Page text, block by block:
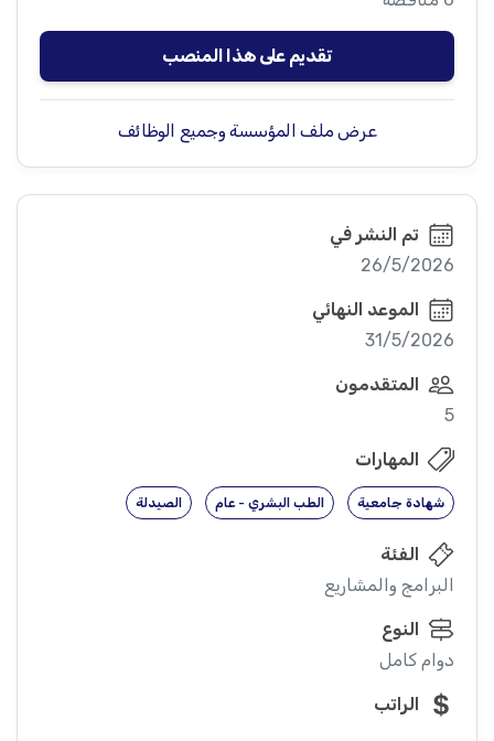
تقديم على هذا المنصب
عرض ملف المؤسسة وجميع الوظائف
تم النشر في
26/5/2026
الموعد النهائي
31/5/2026
المتقدمون
5
المهارات
شهادة جامعية الطب البشري - عام الصيدلة
الفئة
البرامج والمشاريع
النوع
دوام كامل
الراتب